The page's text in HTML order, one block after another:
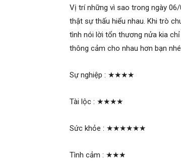
Vị trí những vì sao trong ngày
thật sự thấu hiểu nhau. Khi trò
tình nói lời tổn thương nửa kia
thông cảm cho nhau hơn bạn
Sự nghiệp : ★★★★
Tài lộc : ★★★★
Sức khỏe : ★★★★★★
Tình cảm : ★★★